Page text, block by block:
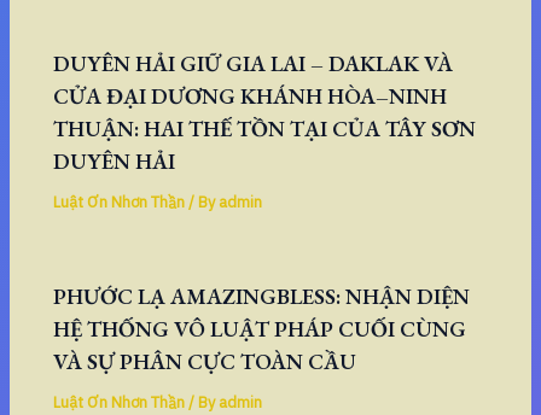
DUYÊN HẢI GIỮ GIA LAI – DAKLAK VÀ
CỬA ĐẠI DƯƠNG KHÁNH HÒA–NINH
THUẬN: HAI THẾ TỒN TẠI CỦA TÂY SƠN
DUYÊN HẢI
Luật Ơn Nhơn Thần/ Byadmin
PHƯỚC LẠ AMAZINGBLESS: NHẬN DIỆN
HỆ THỐNG VÔ LUẬT PHÁP CUỐI CÙNG
VÀ SỰ PHÂN CỰC TOÀN CẦU
Luật Ơn Nhơn Thần/ Byadmin